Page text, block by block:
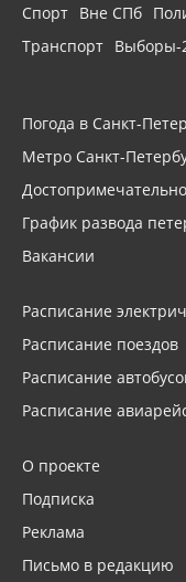
Спорт Вне СПб
Транспорт Выборы-
Погода в Санкт-
Метро Санкт-
График развода
Вакансии
Расписание
Расписание поездов
Расписание
Расписание
О проекте
Подписка
Реклама
Письмо в редакцию